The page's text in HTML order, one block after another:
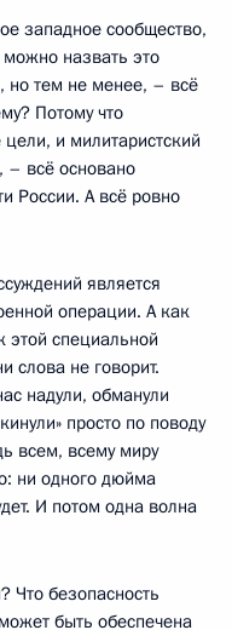
западное сообщество,
назвать это
но тем не менее, – всё
Потому что
и милитаристский
– всё основано
России. А всё ровно
является
операции. А как
специальной
слова не говорит.
надули, обманули
просто по поводу
всем, всему миру
ни одного дюйма
И потом одна волна
Что безопасность
быть обеспечена